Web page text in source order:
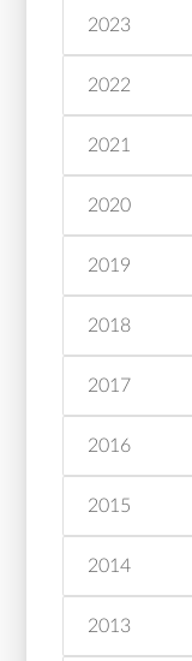
2023
2022
2021
2020
2019
2018
2017
2016
2015
2014
2013